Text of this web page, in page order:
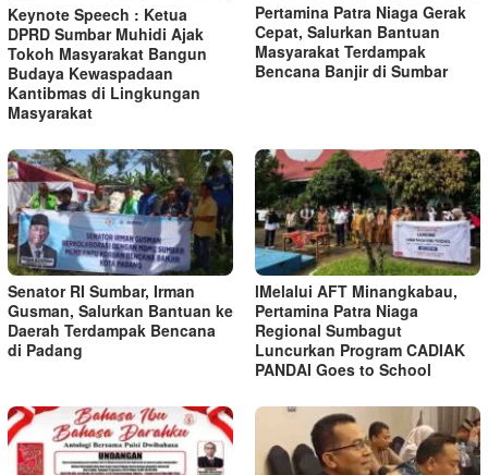
Keynote Speech : Ketua
DPRD Sumbar Muhidi Ajak
Tokoh Masyarakat Bangun
Budaya Kewaspadaan
Kantibmas di Lingkungan
Masyarakat
Pertamina Patra Niaga Gerak
Cepat, Salurkan Bantuan
Masyarakat Terdampak
Bencana Banjir di Sumbar
Senator RI Sumbar, Irman
Gusman, Salurkan Bantuan ke
Daerah Terdampak Bencana
di Padang
lMelalui AFT Minangkabau,
Pertamina Patra Niaga
Regional Sumbagut
Luncurkan Program CADIAK
PANDAI Goes to School